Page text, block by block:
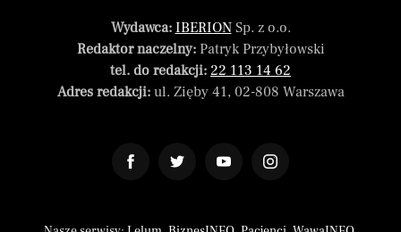
Wydawca: IBERIONSp. z o.o.
Redaktor naczelny:Patryk Przybyłowski
tel. do redakcji: 22 113 14 62
Adres redakcji:ul. Zięby 41, 02-808 Warszawa